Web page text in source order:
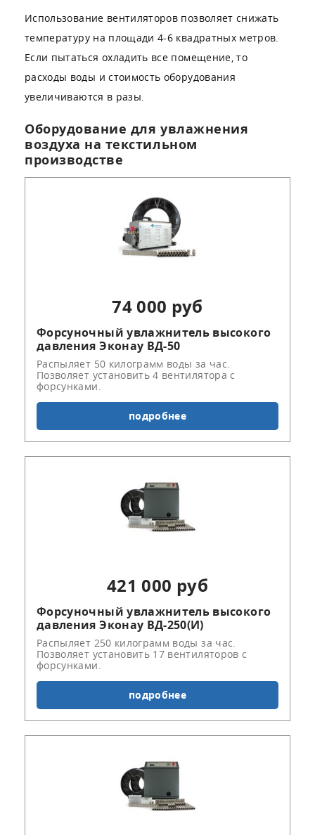
Использование вентиляторов позволяет снижать
температуру на площади 4-6 квадратных метров.
Если пытаться охладить все помещение, то
расходы воды и стоимость оборудования
увеличиваются в разы.
Оборудование для увлажнения
воздуха на текстильном
производстве
74 000 руб
Форсуночный увлажнитель высокого
давления Эконау ВД-50
Распыляет 50 килограмм воды за час.
Позволяет установить 4 вентилятора с
форсунками.
подробнее
421 000 руб
Форсуночный увлажнитель высокого
давления Эконау ВД-250(И)
Распыляет 250 килограмм воды за час.
Позволяет установить 17 вентиляторов с
форсунками.
подробнее